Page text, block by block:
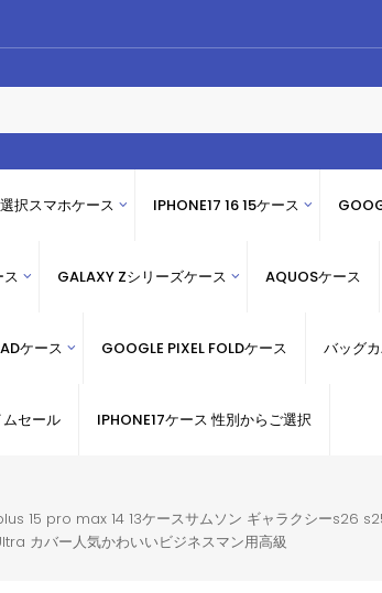
択スマホケース IPHONE17 16 15ケース
ス GALAXY Zシリーズケース AQUOSケース
ケース GOOGLE PIXEL FOLDケース バッグ
セール IPHONE17ケース 性別からご選択
15 pro max 14 13ケースサムソン ギャラクシーs26
カバー人気かわいいビジネスマン用高級